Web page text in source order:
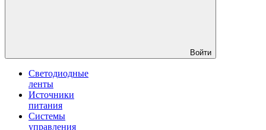
Войти
Светодиодные
ленты
Источники
питания
Системы
управления